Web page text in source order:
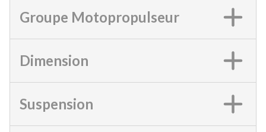
Groupe Motopropulseur
Dimension
Suspension